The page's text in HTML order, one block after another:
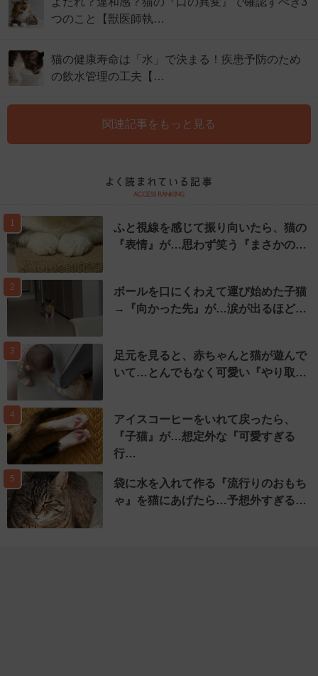
つのこと【獣医師執…
猫の健康寿命は「水」で決まる！疾患予防のため
の飲水管理の工夫【…
関連記事をもっと見る
1
ふと視線を感じて振り向いたら、猫の
『表情』が…思わず笑う『まさかの…
2
ボールを口にくわえて運び始めた子猫
→『向かった先』が…涙が出るほど…
3
足元を見ると、赤ちゃんと猫が遊んで
いて…とんでもなく可愛い『やり取…
4
アイスコーヒーをいれて戻ったら、
『子猫』が…想定外な『可愛すぎる
行…
5
袋に水を入れて作る『流行りのおもち
ゃ』を猫にあげたら…予想外すぎる…